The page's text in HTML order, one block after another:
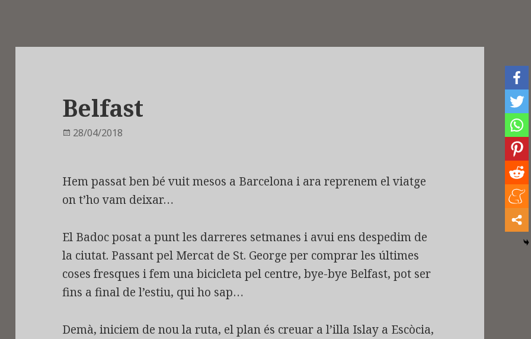
Belfast
Publicat
28/04/2018
Hem passat ben bé vuit mesos a Barcelona i ara reprenem el viatge
on t’ho vam deixar…
El Badoc posat a punt les darreres setmanes i avui ens despedim de
la ciutat. Passant pel Mercat de St. George per comprar les últimes
coses fresques i fem una bicicleta pel centre, bye-bye Belfast, pot ser
fins a final de l’estiu, qui ho sap…
Demà, iniciem de nou la ruta, el plan és creuar a l’illa Islay a Escòcia,